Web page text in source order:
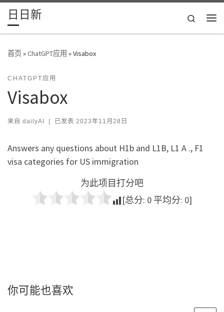
Skip to content
日日新
Search
首页»ChatGPT应用 »Visabox
CHATGPT应用
Visabox
来自 dailyAI | 已发表 2023年11月28日
Answers any questions about H1b and L1B, L1 A ., F1
visa categories for US immigration
为此项目打分吧
[总分: 0 平均分: 0]
你可能也喜欢